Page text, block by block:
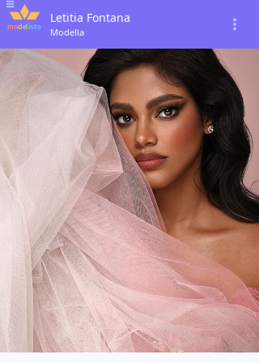
Letitia Fontana
Modella